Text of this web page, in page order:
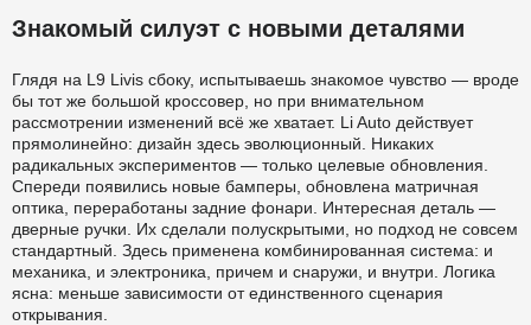
Знакомый силуэт с новыми деталями
Глядя на L9 Livis сбоку, испытываешь знакомое чувство — вроде
бы тот же большой кроссовер, но при внимательном
рассмотрении изменений всё же хватает. Li Auto действует
прямолинейно: дизайн здесь эволюционный. Никаких
радикальных экспериментов — только целевые обновления.
Спереди появились новые бамперы, обновлена матричная
оптика, переработаны задние фонари. Интересная деталь —
дверные ручки. Их сделали полускрытыми, но подход не совсем
стандартный. Здесь применена комбинированная система: и
механика, и электроника, причем и снаружи, и внутри. Логика
ясна: меньше зависимости от единственного сценария
открывания.